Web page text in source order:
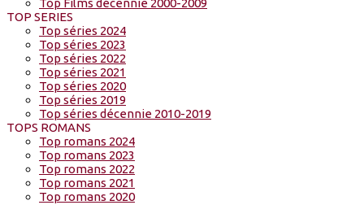
Top Films décennie 2000-2009
TOP SERIES
Top séries 2024
Top séries 2023
Top séries 2022
Top séries 2021
Top séries 2020
Top séries 2019
Top séries décennie 2010-2019
TOPS ROMANS
Top romans 2024
Top romans 2023
Top romans 2022
Top romans 2021
Top romans 2020